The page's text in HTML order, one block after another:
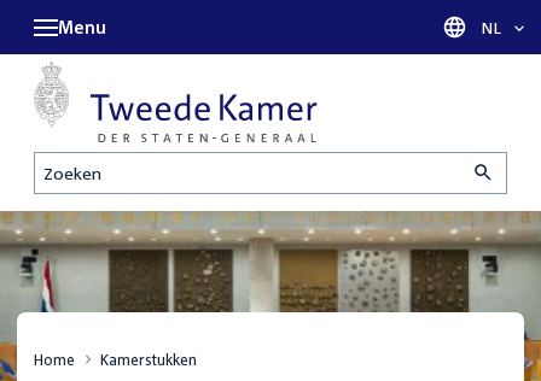
Zoeken
Menu Taal
NL
Home Kamerstukken